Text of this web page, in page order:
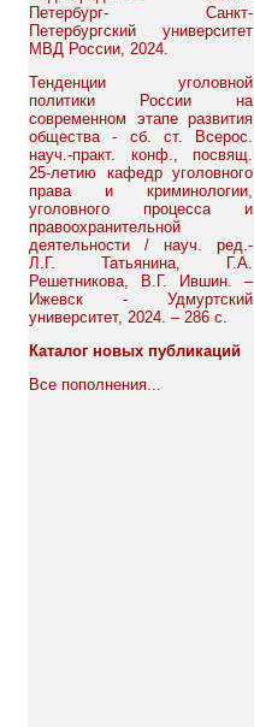
Петербург- Санкт-
Петербургский университет
МВД России, 2024.
Тенденции уголовной
политики России на
современном этапе развития
общества - сб. ст. Всерос.
науч.-практ. конф., посвящ.
25-летию кафедр уголовного
права и криминологии,
уголовного процесса и
правоохранительной
деятельности / науч. ред.-
Л.Г. Татьянина, Г.А.
Решетникова, В.Г. Ившин. –
Ижевск - Удмуртский
университет, 2024. – 286 с.
Каталог новых публикаций
Все пополнения...